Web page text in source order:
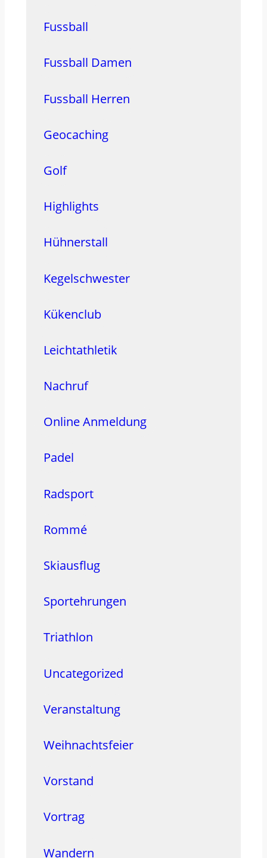
Fussball
Fussball Damen
Fussball Herren
Geocaching
Golf
Highlights
Hühnerstall
Kegelschwester
Kükenclub
Leichtathletik
Nachruf
Online Anmeldung
Padel
Radsport
Rommé
Skiausflug
Sportehrungen
Triathlon
Uncategorized
Veranstaltung
Weihnachtsfeier
Vorstand
Vortrag
Wandern